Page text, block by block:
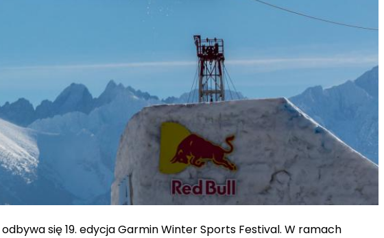
odbywa się19. edycja Garmin Winter Sports Festival. W ramach